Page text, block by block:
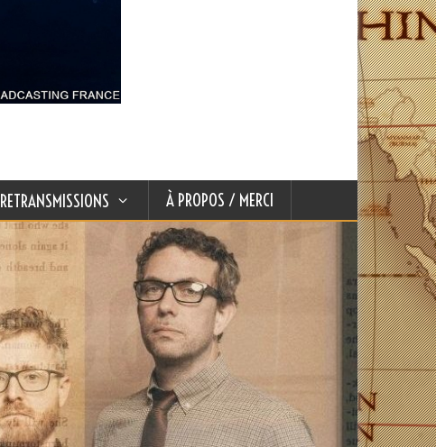
RETRANSMISSIONS À PROPOS / MERCI